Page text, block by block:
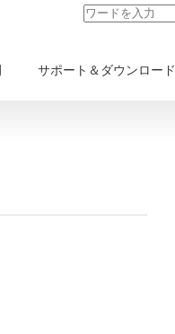
サポート＆ダウンロード